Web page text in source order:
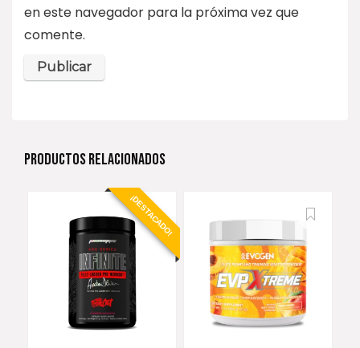
en este navegador para la próxima vez que
comente.
PRODUCTOS RELACIONADOS
¡DESTACADO!